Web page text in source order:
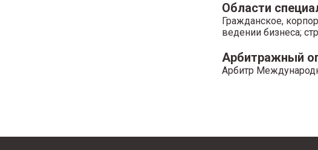
Области
Гражданское,
ведении бизнеса;
Арбитражный
Арбитр